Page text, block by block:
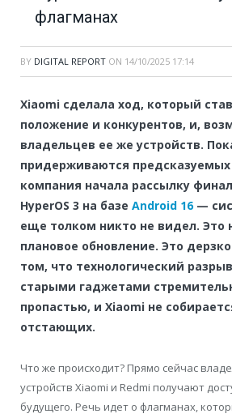
флагманах
BY DIGITAL REPORT ON 14/10/2025 17:14
Xiaomi сделала ход, который
положение и конкурентов, и,
владельцев ее же устройств.
придерживаются
компания начала рассылку
HyperOS 3 на базе Android 16—
еще толком никто не видел. Это
плановое обновление. Это
том, что технологический
старыми гаджетами
пропастью, и Xiaomi не
отстающих.
Что же происходит? Прямо сейчас
устройств Xiaomi и Redmi получают
будущего. Речь идет о флагманах,